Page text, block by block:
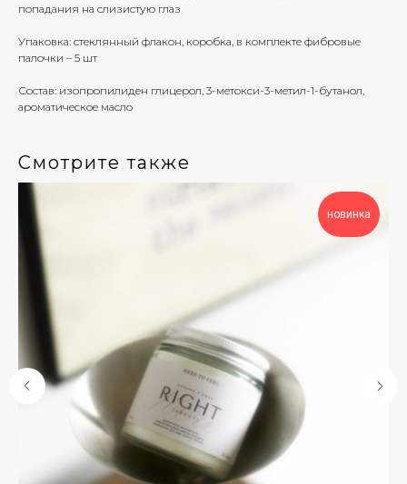
попадания на слизистую глаз
Упаковка: стеклянный флакон, коробка, в комплекте фибровые
палочки – 5 шт
Состав: изопропилиден глицерол, 3-метокси-3-метил-1-бутанол,
ароматическое масло
Смотрите также
новинка